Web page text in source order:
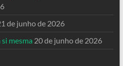
de junho de 2026
mesma 20 de junho de 2026